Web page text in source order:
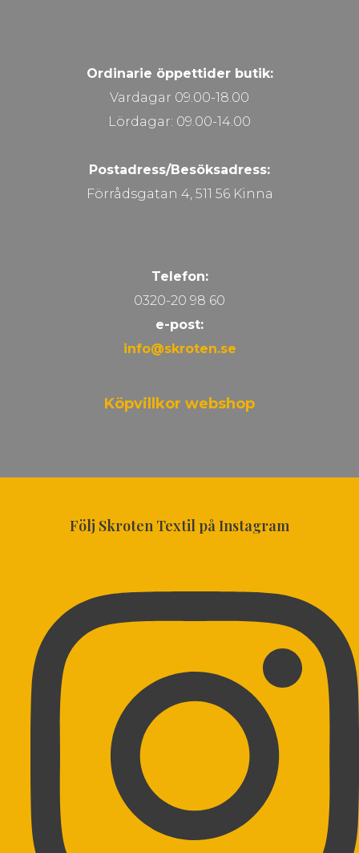
Ordinarie öppettider butik:
Vardagar 09.00-18.00
Lördagar: 09.00-14.00
Postadress/Besöksadress:
Förrådsgatan 4, 511 56 Kinna
Telefon:
0320-20 98 60
e-post:
info@skroten.se
Köpvillkor webshop
Följ Skroten Textil på Instagram